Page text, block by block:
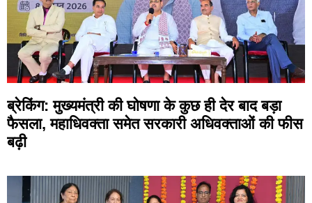
ब्रेकिंग: मुख्यमंत्री की घोषणा के कुछ ही देर बाद बड़ा
फैसला, महाधिवक्ता समेत सरकारी अधिवक्ताओं की फीस
बढ़ी